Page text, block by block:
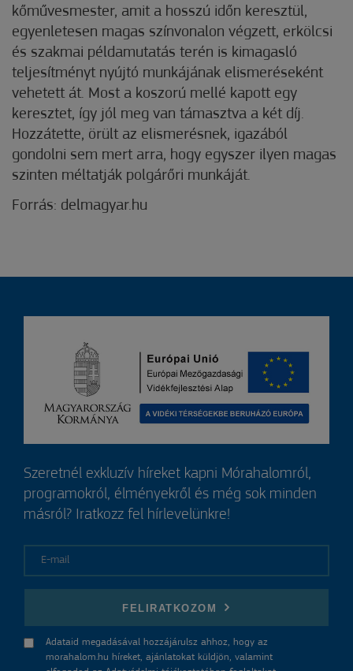
kőművesmester, amit a hosszú időn keresztül,
egyenletesen magas színvonalon végzett, erkölcsi
és szakmai példamutatás terén is kimagasló
teljesítményt nyújtó munkájának elismeréseként
vehetett át. Most a koszorú mellé kapott egy
keresztet, így jól meg van támasztva a két díj.
Hozzátette, örült az elismerésnek, igazából
gondolni sem mert arra, hogy egyszer ilyen magas
szinten méltatják polgárőri munkáját.
Forrás: delmagyar.hu
Szeretnél exkluzív híreket kapni Mórahalomról,
programokról, élményekről és még sok minden
másról? Iratkozz fel hírlevelünkre!
FELIRATKOZOM
Adataid megadásával hozzájárulsz ahhoz, hogy az
morahalom.hu híreket, ajánlatokat küldjön, valamint